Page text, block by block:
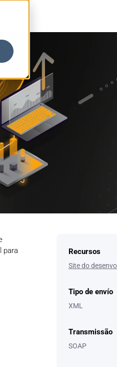
para
Recursos
Site do
Tipo de envío
XML
Transmissão
SOAP